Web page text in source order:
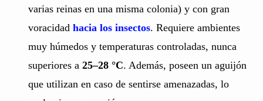
varias reinas en una misma colonia) y con gran
voracidad hacia los insectos. Requiere ambientes
muy húmedos y temperaturas controladas, nunca
superiores a 25–28 °C. Además, poseen un aguijón
que utilizan en caso de sentirse amenazadas, lo